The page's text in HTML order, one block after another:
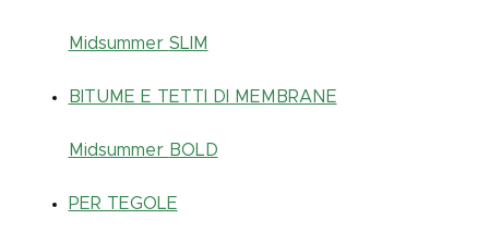
Midsummer SLIM
BITUME E TETTI DI MEMBRANE
Midsummer BOLD
PER TEGOLE